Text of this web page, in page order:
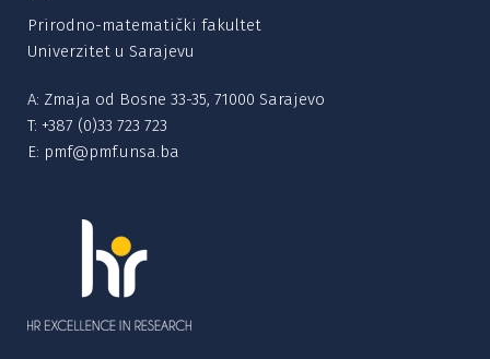
Prirodno-matematički fakultet
Univerzitet u Sarajevu
A: Zmaja od Bosne 33-35, 71000 Sarajevo
T: +387 (0)33 723 723
E: pmf@pmf.unsa.ba